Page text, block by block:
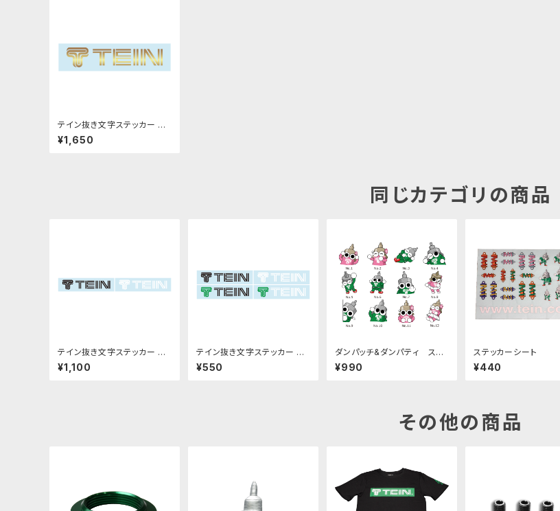
テイン抜き文字ステッカー M
サイズ ゴールド
¥1,650
同じカテゴリの商品
テイン抜き文字ステッカー M
サイズ
¥1,100
テイン抜き文字ステッカー S
サイズ
¥550
ダンパッチ&ダンパティ スタ
ンプステッカー 全12種
¥990
ステッカーシート
¥440
その他の商品